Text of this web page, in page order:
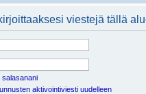
viestejä tällä
salasanani
aktivointiviesti uudelleen